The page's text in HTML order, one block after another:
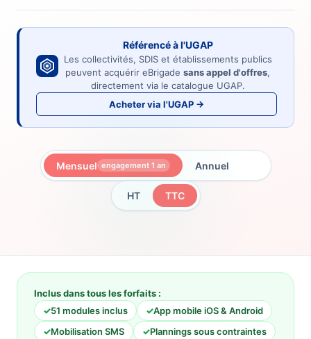
Référencé à l'UGAP
Les collectivités, SDIS et établissements publics
peuvent acquérir eBrigade sans appel d'offres,
directement via le catalogue UGAP.
Acheter via l'UGAP →
Mensuel engagement 1 an Annuel
HT TTC
Inclus danstousles forfaits :
✓51 modules inclus ✓App mobile iOS & Android
✓Mobilisation SMS ✓Plannings sous contraintes